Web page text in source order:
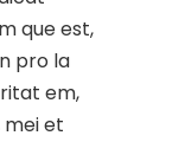
que est,
pro la
em,
et